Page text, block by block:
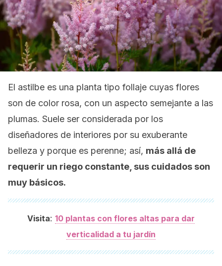
El astilbe es una planta tipo follaje cuyas flores
son de color rosa, con un aspecto semejante a las
plumas. Suele ser considerada por los
diseñadores de interiores por su exuberante
belleza y porque es perenne; así, más allá de
requerir un riego constante, sus cuidados son
muy básicos.
Visita: 10 plantas con flores altas para dar
verticalidad a tu jardín